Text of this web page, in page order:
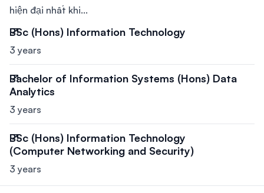
hiện đại nhất khi...
BSc (Hons) Information Technology
3 years
Bachelor of Information Systems (Hons) Data
Analytics
3 years
BSc (Hons) Information Technology
(Computer Networking and Security)
3 years